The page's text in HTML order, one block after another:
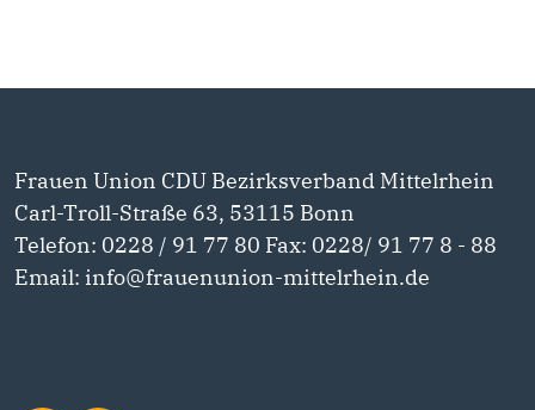
Frauen Union CDU Bezirksverband Mittelrhein
Carl-Troll-Straße 63, 53115 Bonn
Telefon: 0228 / 91 77 80 Fax: 0228/ 91 77 8 - 88
Email: info@frauenunion-mittelrhein.de